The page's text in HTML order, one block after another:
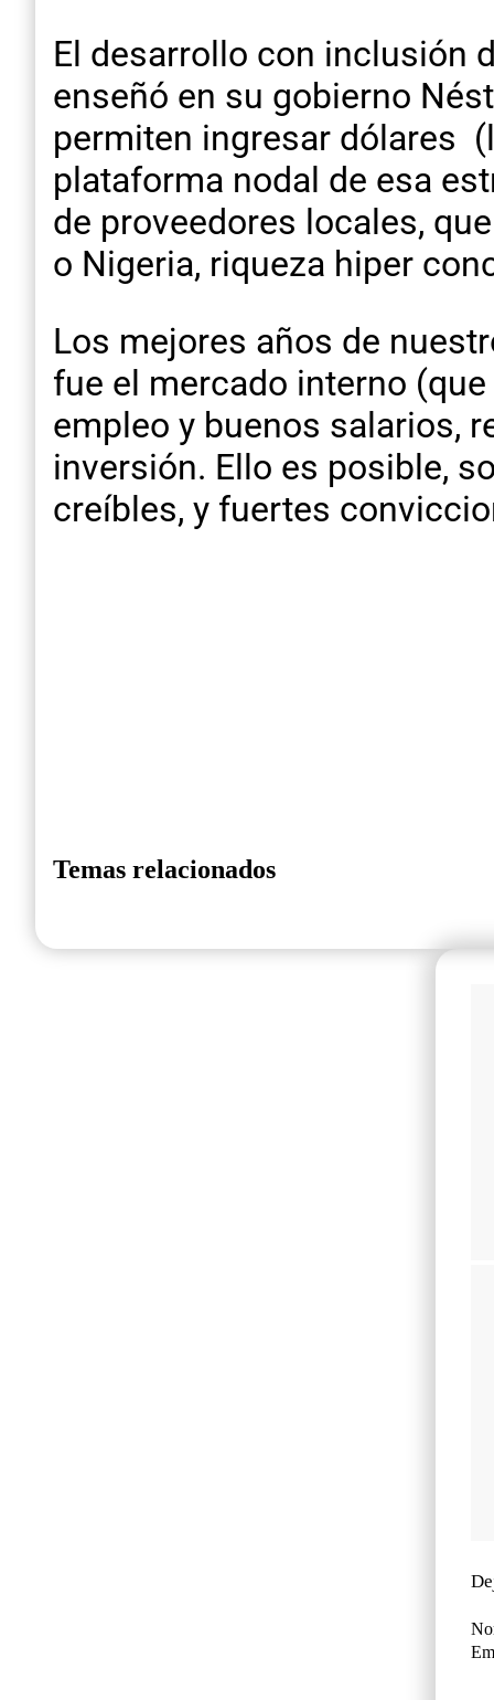
El desarrollo con inclusión
enseñó en su gobierno
permiten ingresar dólares
plataforma nodal de esa
de proveedores locales,
o Nigeria, riqueza hiper
Los mejores años de
fue el mercado interno
empleo y buenos salarios,
inversión. Ello es posible,
creíbles, y fuertes
Temas relacionados